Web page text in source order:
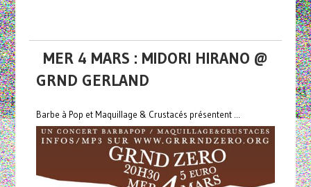
MER 4 MARS : MIDORI HIRANO @
GRND GERLAND
Barbe à Pop et Maquillage & Crustacés présentent ...